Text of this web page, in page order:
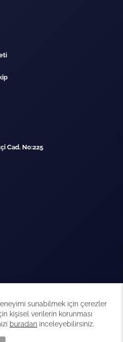
Cad. No:225
sunabilmek için çerezler
kişisel verilerin korunması
buradan inceleyebilirsiniz.